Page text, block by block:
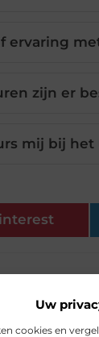
Uw
cookies en
ervaring
zijn er
mij bij het